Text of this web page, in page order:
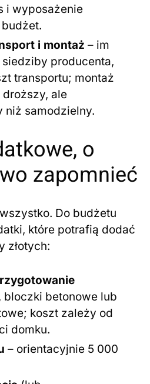
i wyposażenie
i montaż – im
siedziby producenta,
transportu; montaż
ale
niż samodzielny.
o
zapomnieć
Do budżetu
które potrafią dodać
złotych:
bloczki betonowe lub
koszt zależy od
domku.
– orientacyjnie 5 000